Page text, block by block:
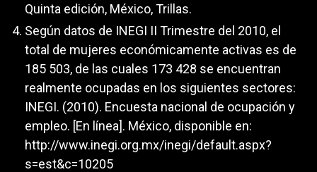
Quinta edición, México, Trillas.
Según datos de INEGI II Trimestre del 2010, el
total de mujeres económicamente activas es de
185 503, de las cuales 173 428 se encuentran
realmente ocupadas en los siguientes sectores:
INEGI. (2010). Encuesta nacional de ocupación y
empleo. [En línea]. México, disponible en:
http://www.inegi.org.mx/inegi/default.aspx?
s=est&c=10205